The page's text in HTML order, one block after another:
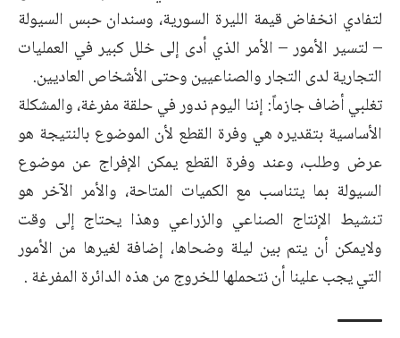
لتفادي انخفاض قيمة الليرة السورية، وسندان حبس السيولة
– لتسير الأمور – الأمر الذي أدى إلى خلل كبير في العمليات
التجارية لدى التجار والصناعيين وحتى الأشخاص العاديين.
تغلبي أضاف جازماً: إننا اليوم ندور في حلقة مفرغة، والمشكلة
الأساسية بتقديره هي وفرة القطع لأن الموضوع بالنتيجة هو
عرض وطلب، وعند وفرة القطع يمكن الإفراج عن موضوع
السيولة بما يتناسب مع الكميات المتاحة، والأمر الآخر هو
تنشيط الإنتاج الصناعي والزراعي وهذا يحتاج إلى وقت
ولايمكن أن يتم بين ليلة وضحاها، إضافة لغيرها من الأمور
التي يجب علينا أن نتحملها للخروج من هذه الدائرة المفرغة .